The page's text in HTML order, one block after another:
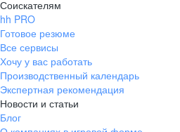
pr@krd.hh.ru
Владивосток
пер. Ланинский д. 4, офис 3.4
+7 423 202-33-28
pr@dv.hh.ru
Новосибирск
Соискателям
hh PRO
Готовое резюме
Все сервисы
Хочу у вас работать
Производственный календарь
Экспертная рекомендация
Новости и статьи
Блог